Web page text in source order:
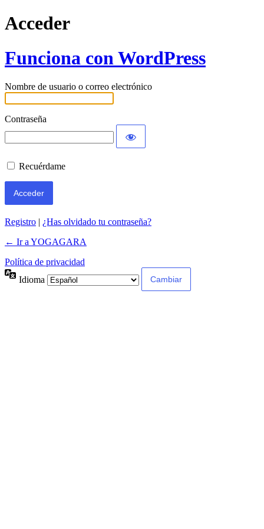
Acceder
Funciona con WordPress
Nombre de usuario o correo electrónico
Contraseña
Recuérdame
Registro | ¿Has olvidado tu contraseña?
← Ir a YOGAGARA
Política de privacidad
Idioma